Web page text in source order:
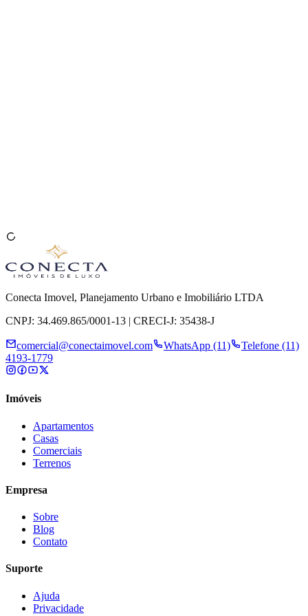
Conecta Imovel, Planejamento Urbano e Imobiliário LTDA
CNPJ: 34.469.865/0001-13 | CRECI-J: 35438-J
comercial@conectaimovel.com WhatsApp (11)
Telefone (11)
4193-1779
Imóveis
Apartamentos
Casas
Comerciais
Terrenos
Empresa
Sobre
Blog
Contato
Suporte
Ajuda
Privacidade